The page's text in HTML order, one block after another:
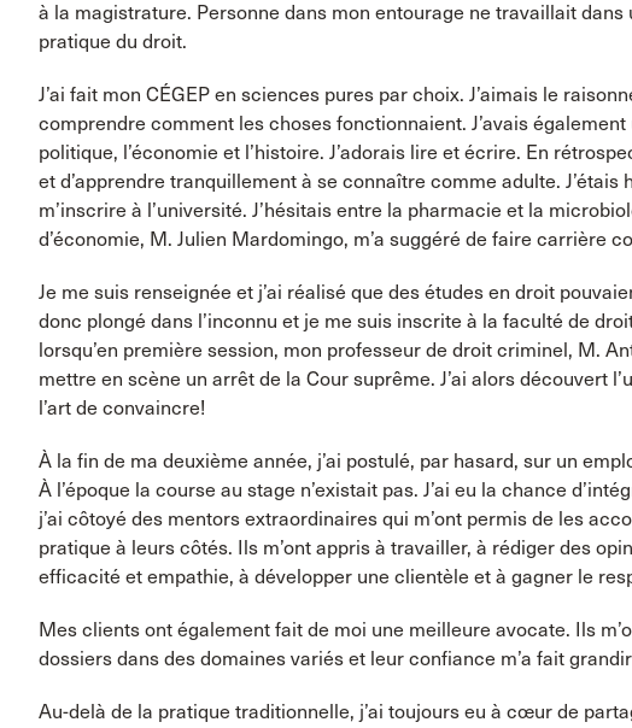
à la magistrature. Personne dans mon entourage ne travaillait
pratique du droit.
J’ai fait mon CÉGEP en sciences pures par choix. J’aimais le
comprendre comment les choses fonctionnaient. J’avais
politique, l’économie et l’histoire. J’adorais lire et écrire. En
et d’apprendre tranquillement à se connaître comme adulte. J’étais
m’inscrire à l’université. J’hésitais entre la pharmacie et la
d’économie, M. Julien Mardomingo, m’a suggéré de faire carrière
Je me suis renseignée et j’ai réalisé que des études en droit
donc plongé dans l’inconnu et je me suis inscrite à la faculté de
lorsqu’en première session, mon professeur de droit criminel, M.
mettre en scène un arrêt de la Cour suprême. J’ai alors découvert
l’art de convaincre!
À la fin de ma deuxième année, j’ai postulé, par hasard, sur un
À l’époque la course au stage n’existait pas. J’ai eu la chance
j’ai côtoyé des mentors extraordinaires qui m’ont permis de les
pratique à leurs côtés. Ils m’ont appris à travailler, à rédiger des
efficacité et empathie, à développer une clientèle et à gagner le
Mes clients ont également fait de moi une meilleure avocate. Ils
dossiers dans des domaines variés et leur confiance m’a fait
Au-delà de la pratique traditionnelle, j’ai toujours eu à cœur de